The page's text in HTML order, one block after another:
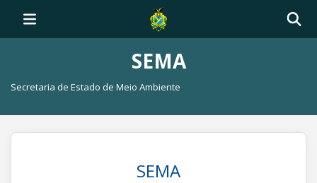
SEMA
Secretaria de Estado de Meio Ambiente
SEMA